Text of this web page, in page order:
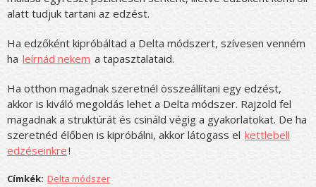
alatt tudjuk tartani az edzést.
Ha edzőként kipróbáltad a Delta módszert, szívesen venném
ha leírnád nekem a tapasztalataid.
Ha otthon magadnak szeretnél összeállítani egy edzést,
akkor is kiváló megoldás lehet a Delta módszer. Rajzold fel
magadnak a struktúrát és csináld végig a gyakorlatokat. De ha
szeretnéd élőben is kipróbálni, akkor látogass el kettlebell
edzéseinkre!
Címkék: Delta módszer